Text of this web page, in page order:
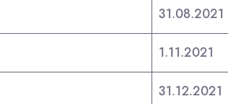
31.08.2021
1.11.2021
31.12.2021